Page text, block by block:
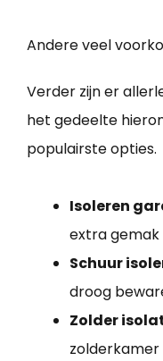
Andere veel
Verder zijn er
het gedeelte
populairste opties.
Isoleren
extra gemak
Schuur
droog
Zolder
zolderkamer